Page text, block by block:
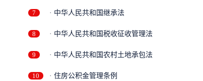
7 · 中华人民共和国继承法
8 · 中华人民共和国税收征收管理法
9 · 中华人民共和国农村土地承包法
10 · 住房公积金管理条例